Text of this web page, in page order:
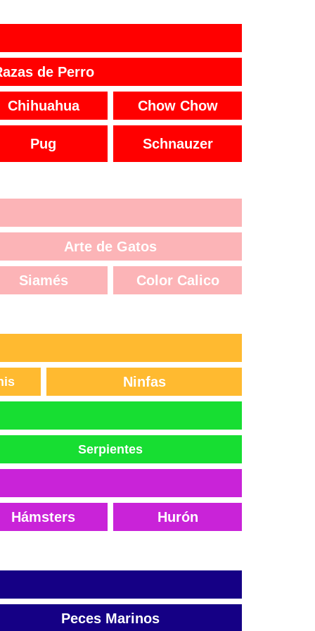
de Perro
Chihuahua Chow Chow
Pug Schnauzer
Arte de Gatos
Siamés Color Calico
Ninfas
Serpientes
Hámsters Hurón
Peces Marinos